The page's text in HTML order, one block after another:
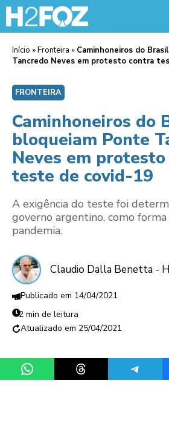
Início »Fronteira » Caminhoneiros do
Tancredo Neves em protesto contra
FRONTEIRA
Caminhoneiros do
bloqueiam Ponte
Neves em
teste de covid-19
A exigência do teste foi
governo argentino, como
pandemia.
Claudio Dalla Benetta -
14/04/2021
2 min de leitura
25/04/2021
Share on WhatsAppShare on ThreadsShare